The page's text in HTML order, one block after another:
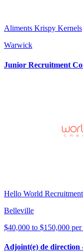
Aliments Krispy Kernels
Warwick
Junior Recruitment
Hello World Recruitment
Belleville
$40,000 to $150,000 per
Adjoint(e) de direction